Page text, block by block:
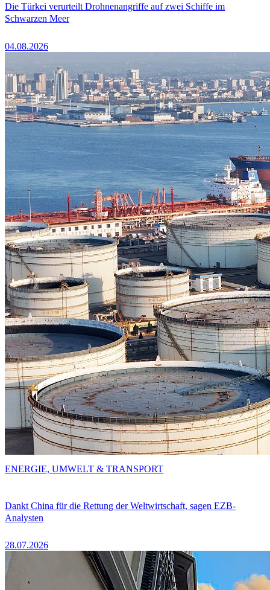
Die Türkei verurteilt Drohnenangriffe auf zwei Schiffe im
Schwarzen Meer
04.08.2026
Dankt China für die Rettung der Weltwirtschaft, sagen EZB-
Analysten
28.07.2026
ENERGIE, UMWELT & TRANSPORT